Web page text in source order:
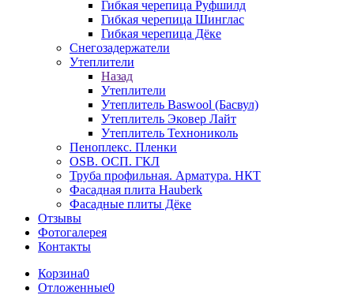
Гибкая черепица Руфшилд
Гибкая черепица Шинглас
Гибкая черепица Дёке
Снегозадержатели
Утеплители
Назад
Утеплители
Утеплитель Baswool (Басвул)
Утеплитель Эковер Лайт
Утеплитель Технониколь
Пеноплекс. Пленки
OSB. ОСП. ГКЛ
Труба профильная. Арматура. НКТ
Фасадная плита Hauberk
Фасадные плиты Дёке
Отзывы
Фотогалерея
Контакты
Корзина0
Отложенные0